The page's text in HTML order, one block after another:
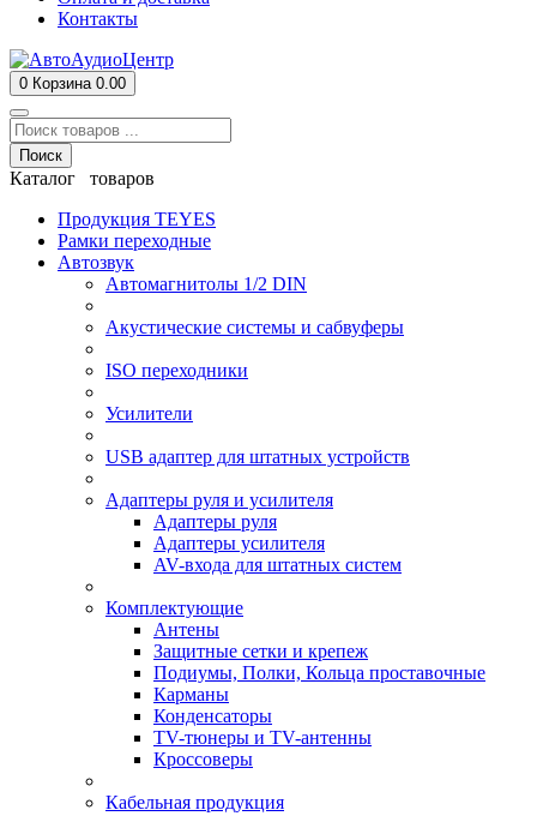
Контакты
0 Корзина 0.00
Поиск
Каталог товаров
Продукция TEYES
Рамки переходные
Автозвук
Автомагнитолы 1/2 DIN
Акустические системы и сабвуферы
ISO переходники
Усилители
USB адаптер для штатных устройств
Адаптеры руля и усилителя
Адаптеры руля
Адаптеры усилителя
AV-входа для штатных систем
Комплектующие
Антены
Защитные сетки и крепеж
Подиумы, Полки, Кольца проставочные
Карманы
Конденсаторы
TV-тюнеры и TV-антенны
Кроссоверы
Кабельная продукция